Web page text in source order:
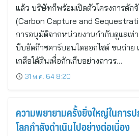
แล้ว บริษัทก็พร้อมเปิดตัวโครงการดัก
(Carbon Capture and
การอนุมัติจากหน่วยงานกำกับดูแลเท่
บีบอัดก๊าซคาร์บอนไดออกไซด์ ขนถ่าย
เกลือใต้ดินเพื่อกักเก็บอย่างถาวร…
31 พ.ค. 64 8:20
ความพยายามครั้งยิ่งใหญ่ในการ
โลกกำลังดำเนินไปอย่างต่อเนื่อง